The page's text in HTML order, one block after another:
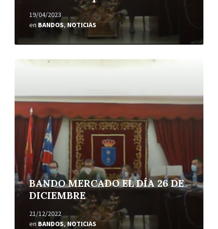
19/04/2023
en BANDOS, NOTICIAS
BANDO MERCADO EL DÍA 26 DE
DICIEMBRE
21/12/2022
en BANDOS, NOTICIAS